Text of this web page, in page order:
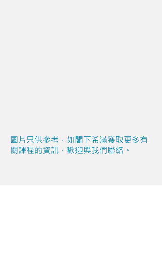
圖片只供參考，如閣下希滿獲取更多有
關課程的資訊，歡迎與我們聯絡。